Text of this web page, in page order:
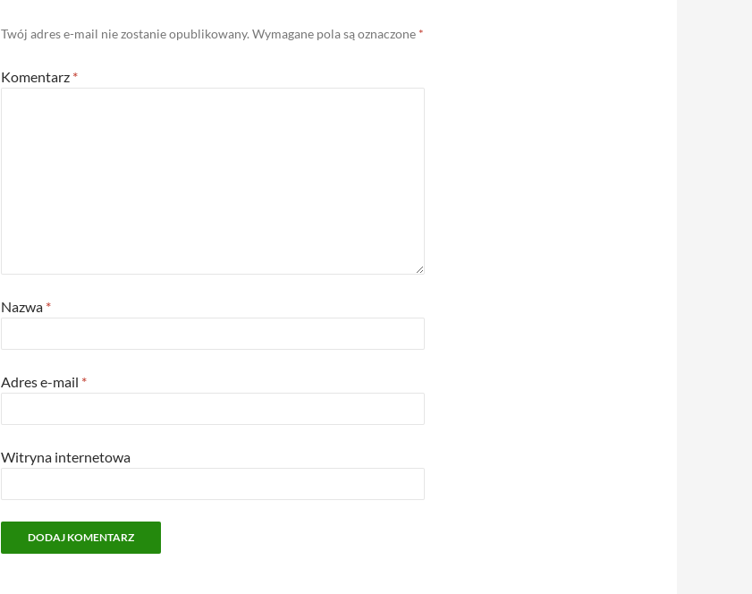
Twój adres e-mail nie zostanie opublikowany. Wymagane pola są oznaczone *
Komentarz *
Nazwa *
Adres e-mail *
Witryna internetowa